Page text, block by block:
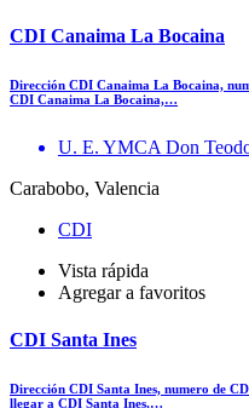
CDI Canaima La Bocaina
Dirección CDI Canaima La Bocaina,
CDI Canaima La Bocaina,…
U. E. YMCA Don
Carabobo, Valencia
CDI
Vista rápida
Agregar a favoritos
CDI Santa Ines
Dirección CDI Santa Ines, numero de
llegar a CDI Santa Ines,…